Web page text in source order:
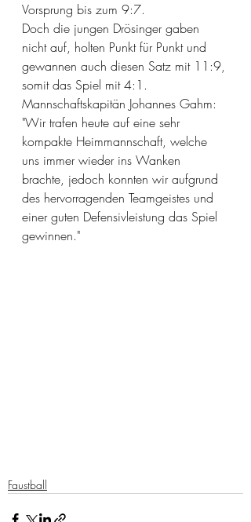
Vorsprung bis zum 9:7.
Doch die jungen Drösinger gaben
nicht auf, holten Punkt für Punkt und
gewannen auch diesen Satz mit 11:9,
somit das Spiel mit 4:1.
Mannschaftskapitän Johannes Gahm:
"Wir trafen heute auf eine sehr
kompakte Heimmannschaft, welche
uns immer wieder ins Wanken
brachte, jedoch konnten wir aufgrund
des hervorragenden Teamgeistes und
einer guten Defensivleistung das Spiel
gewinnen."
Faustball